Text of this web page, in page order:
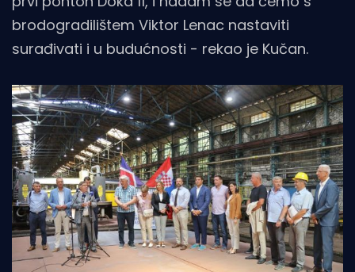
brodogradilištem Viktor Lenac nastaviti
surađivati i u budućnosti - rekao je Kučan.